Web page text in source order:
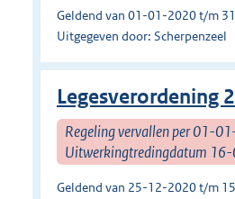
Geldend van 01-01-2020 t/m
Uitgegeven door: Scherpenzeel
Legesverordening
Regeling vervallen per 01-
Uitwerkingtredingdatum
Geldend van 25-12-2020 t/m